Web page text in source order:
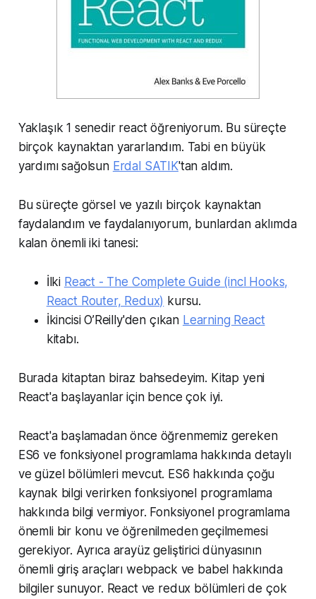
Yaklaşık 1 senedir react öğreniyorum. Bu süreçte
birçok kaynaktan yararlandım. Tabi en büyük
yardımı sağolsun Erdal SATIK'tan aldım.
Bu süreçte görsel ve yazılı birçok kaynaktan
faydalandım ve faydalanıyorum, bunlardan aklımda
kalan önemli iki tanesi:
İlki React - The Complete Guide (incl Hooks,
React Router, Redux) kursu.
İkincisi O’Reilly'den çıkan Learning React
kitabı.
Burada kitaptan biraz bahsedeyim. Kitap yeni
React'a başlayanlar için bence çok iyi.
React'a başlamadan önce öğrenmemiz gereken
ES6 ve fonksiyonel programlama hakkında detaylı
ve güzel bölümleri mevcut. ES6 hakkında çoğu
kaynak bilgi verirken fonksiyonel programlama
hakkında bilgi vermiyor. Fonksiyonel programlama
önemli bir konu ve öğrenilmeden geçilmemesi
gerekiyor. Ayrıca arayüz geliştirici dünyasının
önemli giriş araçları webpack ve babel hakkında
bilgiler sunuyor. React ve redux bölümleri de çok